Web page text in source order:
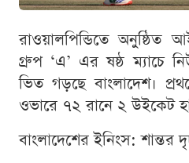
রাওয়ালপিন্ডিতে অনুষ্ঠিত
গ্রুপ ‘এ’ এর ষষ্ঠ ম্যাচে
ভিত গড়ছে বাংলাদেশ।
ওভারে ৭২ রানে ২ উইকেট
বাংলাদেশের ইনিংস: